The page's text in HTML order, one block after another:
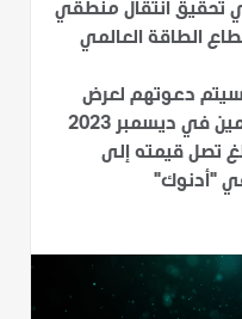
تحقيق انتقال منطقي
الطاقة العالمي
سيتم دعوتهم لعرض
ابتكاراتهم على لجنة من المحكمين في ديسمبر 2023
تصل قيمته إلى
في "أدنوك"